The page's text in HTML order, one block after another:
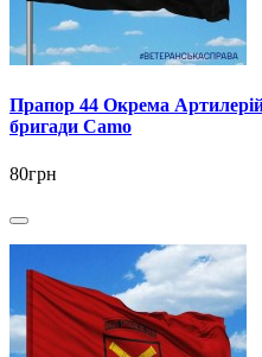
Прапор 44 Окрема
бригади Camo
80грн